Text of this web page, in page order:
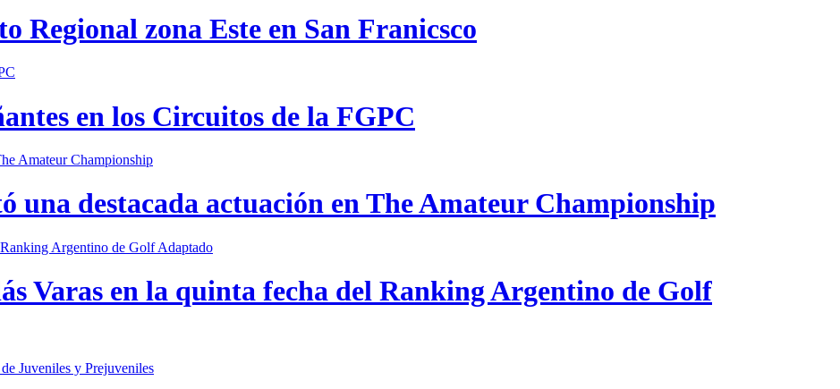
Regional zona Este en San Franicsco
en los Circuitos de la FGPC
una destacada actuación en The Amateur Championship
Varas en la quinta fecha del Ranking Argentino de Golf